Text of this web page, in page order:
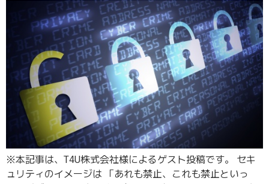
※本記事は、T4U株式会社様によるゲスト投稿です。 セキ
ュリティのイメージは 「あれも禁止、これも禁止といっ